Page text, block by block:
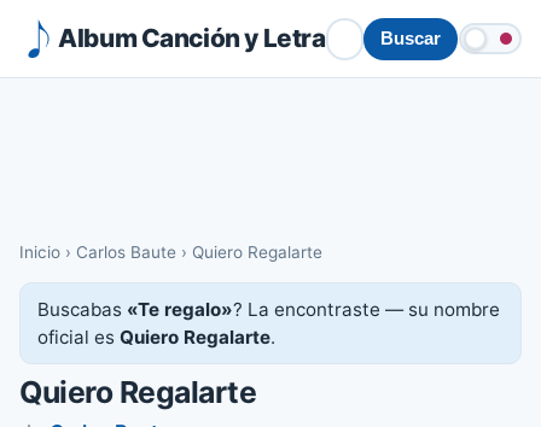
Album Canción y Letra Buscar
Inicio › Carlos Baute › Quiero Regalarte
Buscabas «Te regalo»? La encontraste — su nombre
oficial es Quiero Regalarte.
Quiero Regalarte